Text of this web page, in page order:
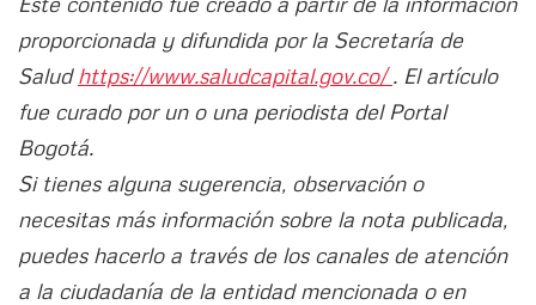
proporcionada y difundida por la Secretaría de
Saludhttps://www.saludcapital.gov.co/. El artículo
fue curado por un o una periodista del Portal
Bogotá.
Si tienes alguna sugerencia, observación o
necesitas más información sobre la nota publicada,
puedes hacerlo a través de los canales de atención
a la ciudadanía de la entidad mencionada o en